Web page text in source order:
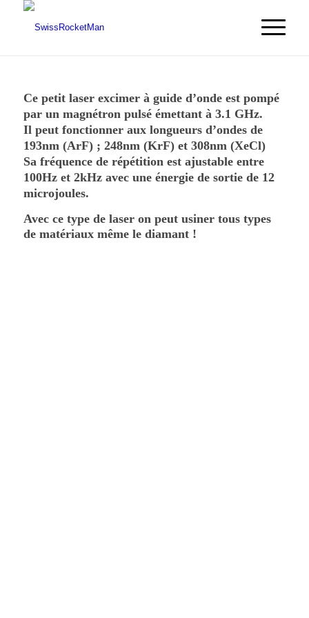
Ce petit laser excimer à guide d’onde est pompé
par un magnétron pulsé émettant à 3.1 GHz.
Il peut fonctionner aux longueurs d’ondes de
193nm (ArF) ; 248nm (KrF) et 308nm (XeCl)
Sa fréquence de répétition est ajustable entre
100Hz et 2kHz avec une énergie de sortie de 12
microjoules.
Avec ce type de laser on peut usiner tous types
de matériaux même le diamant !